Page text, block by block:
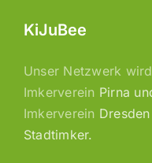
KiJuBee
Unser Netzwerk
Imkerverein Pirna
Imkerverein
Stadtimker.